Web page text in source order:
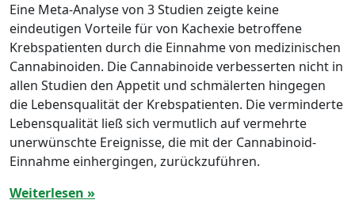
Eine Meta-Analyse von 3 Studien zeigte keine
eindeutigen Vorteile für von Kachexie betroffene
Krebspatienten durch die Einnahme von medizinischen
Cannabinoiden. Die Cannabinoide verbesserten nicht in
allen Studien den Appetit und schmälerten hingegen
die Lebensqualität der Krebspatienten. Die verminderte
Lebensqualität ließ sich vermutlich auf vermehrte
unerwünschte Ereignisse, die mit der Cannabinoid-
Einnahme einhergingen, zurückzuführen.
Weiterlesen »